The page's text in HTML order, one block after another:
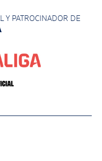
Y PATROCINADOR DE